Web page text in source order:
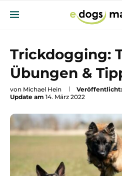
Trickdogging:
Übungen &
von Michael Hein Veröffentlicht:
Update am 14. März 2022